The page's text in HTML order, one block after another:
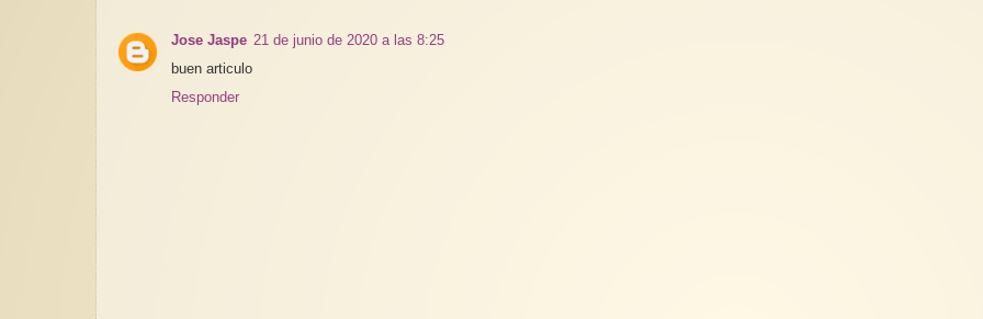
Jose Jaspe 21 de junio de 2020 a las 8:25
buen articulo
Responder